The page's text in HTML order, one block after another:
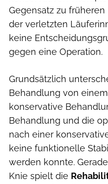
Gegensatz zu
der verletzten
keine
gegen eine Operation.
Grundsätzlich
Behandlung von
konservative
Behandlung und die
nach einer
keine funktionelle
werden konnte.
Knie spielt die